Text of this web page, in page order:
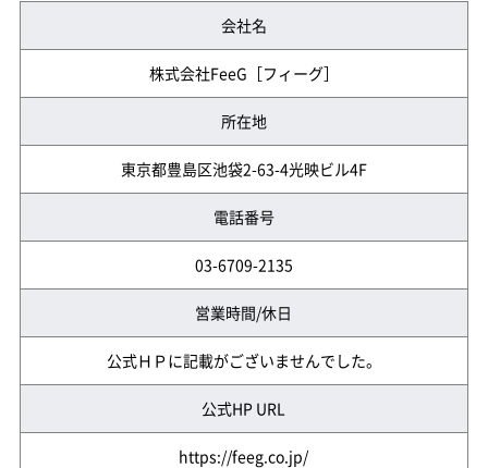
会社名
株式会社FeeG［フィーグ］
所在地
東京都豊島区池袋2-63-4光映ビル4F
電話番号
03-6709-2135
営業時間/休日
公式ＨＰに記載がございませんでした。
公式HP URL
https://feeg.co.jp/